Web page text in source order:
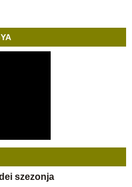
szezonja